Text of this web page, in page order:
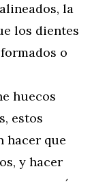
la
los dientes
o
huecos
estos
hacer que
y hacer